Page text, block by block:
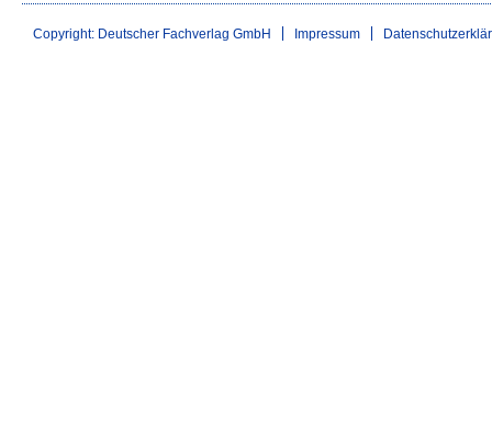
Copyright: Deutscher Fachverlag GmbH Impressum